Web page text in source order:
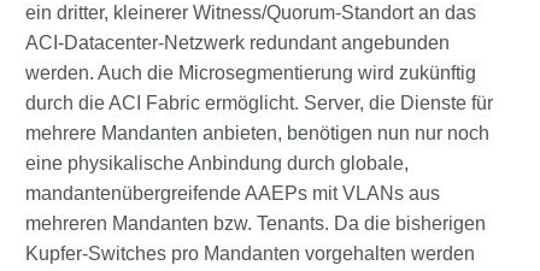
ein dritter, kleinerer Witness/Quorum-Standort an das
ACI-Datacenter-Netzwerk redundant angebunden
werden. Auch die Microsegmentierung wird zukünftig
durch die ACI Fabric ermöglicht. Server, die Dienste für
mehrere Mandanten anbieten, benötigen nun nur noch
eine physikalische Anbindung durch globale,
mandantenübergreifende AAEPs mit VLANs aus
mehreren Mandanten bzw. Tenants. Da die bisherigen
Kupfer-Switches pro Mandanten vorgehalten werden